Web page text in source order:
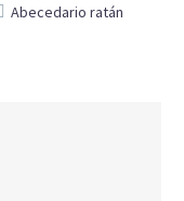
Abecedario ratán